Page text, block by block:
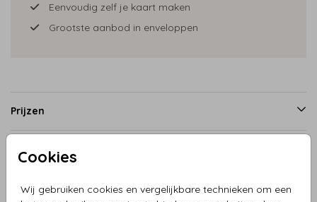
Cookies
Wij gebruiken cookies en vergelijkbare technieken om een
Eenvoudig zelf je kaart maken
Grootste aanbod in enveloppen
Prijzen